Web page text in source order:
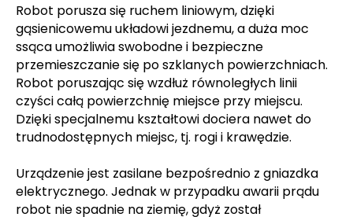
Robot porusza się ruchem liniowym, dzięki
gąsienicowemu układowi jezdnemu, a duża moc
ssąca umożliwia swobodne i bezpieczne
przemieszczanie się po szklanych powierzchniach.
Robot poruszając się wzdłuż równoległych linii
czyści całą powierzchnię miejsce przy miejscu.
Dzięki specjalnemu kształtowi dociera nawet do
trudnodostępnych miejsc, tj. rogi i krawędzie.
Urządzenie jest zasilane bezpośrednio z gniazdka
elektrycznego. Jednak w przypadku awarii prądu
robot nie spadnie na ziemię, gdyż został